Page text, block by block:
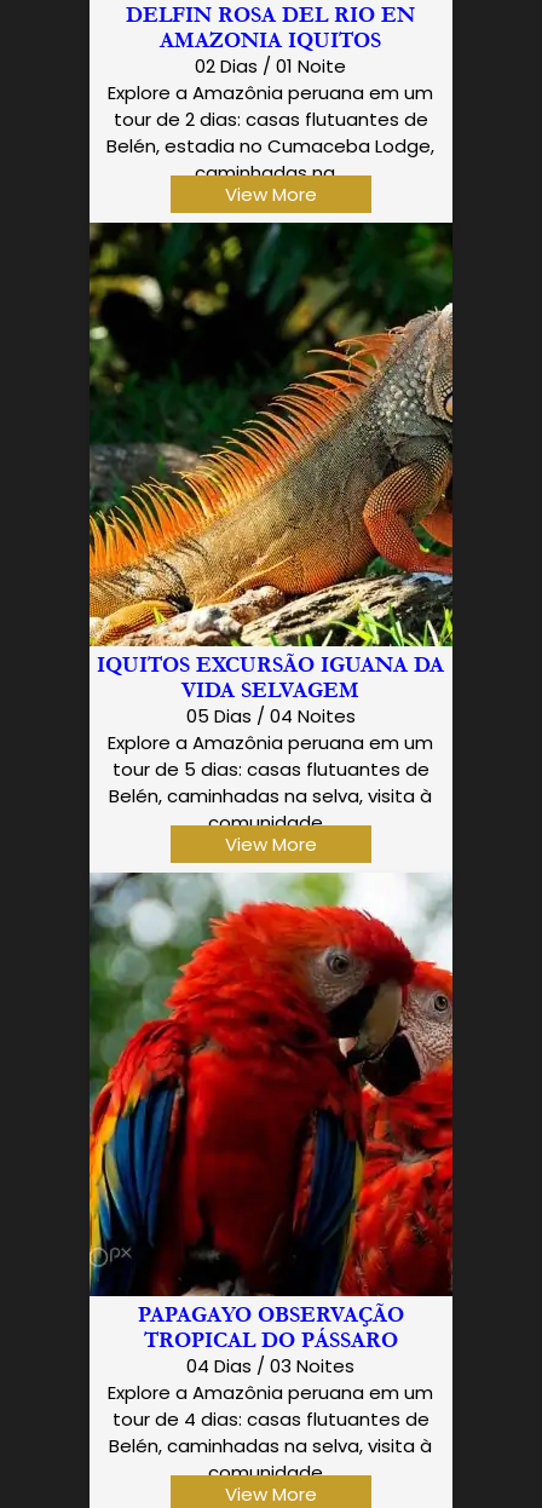
DELFIN ROSA DEL RIO EN
AMAZONIA IQUITOS
02 Dias / 01 Noite
Explore a Amazônia peruana em um
tour de 2 dias: casas flutuantes de
Belén, estadia no Cumaceba Lodge,
caminhadas na…
View More
IQUITOS EXCURSÃO IGUANA DA
VIDA SELVAGEM
05 Dias / 04 Noites
Explore a Amazônia peruana em um
tour de 5 dias: casas flutuantes de
Belén, caminhadas na selva, visita à
comunidade…
View More
PAPAGAYO OBSERVAÇÃO
TROPICAL DO PÁSSARO
04 Dias / 03 Noites
Explore a Amazônia peruana em um
tour de 4 dias: casas flutuantes de
Belén, caminhadas na selva, visita à
comunidade…
View More